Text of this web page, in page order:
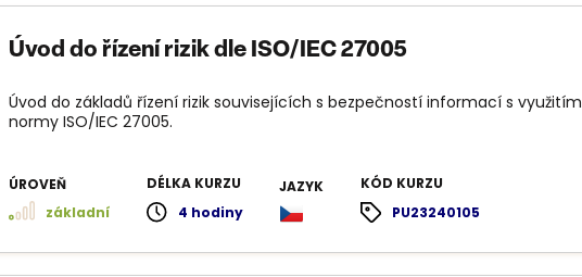
Úvod do řízení rizik dle ISO/IEC 27005
ÚROVEŇ
základní
JAZYK
Úvod do základů řízení rizik souvisejících s bezpečností informací s využitím
normy ISO/IEC 27005.
DÉLKA KURZU
4 hodiny
KÓD KURZU
PU23240105